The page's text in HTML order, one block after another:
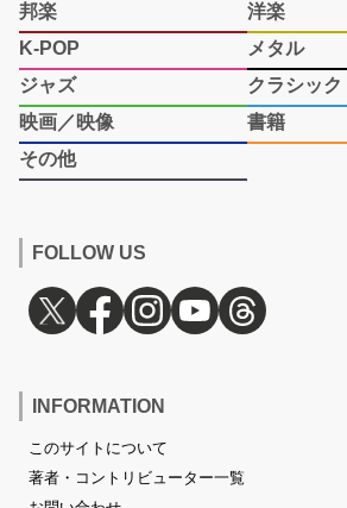
邦楽
洋楽
K-POP
メタル
ジャズ
クラシック
映画／映像
書籍
その他
FOLLOW US
INFORMATION
このサイトについて
著者・コントリビューター一覧